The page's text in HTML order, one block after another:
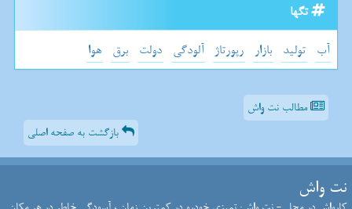
تگها
آب تولید بازار رپورتاژ آلودگی دولت برق هوا
مطالب نت واش
بازگشت به صفحه اصلی
نت واش